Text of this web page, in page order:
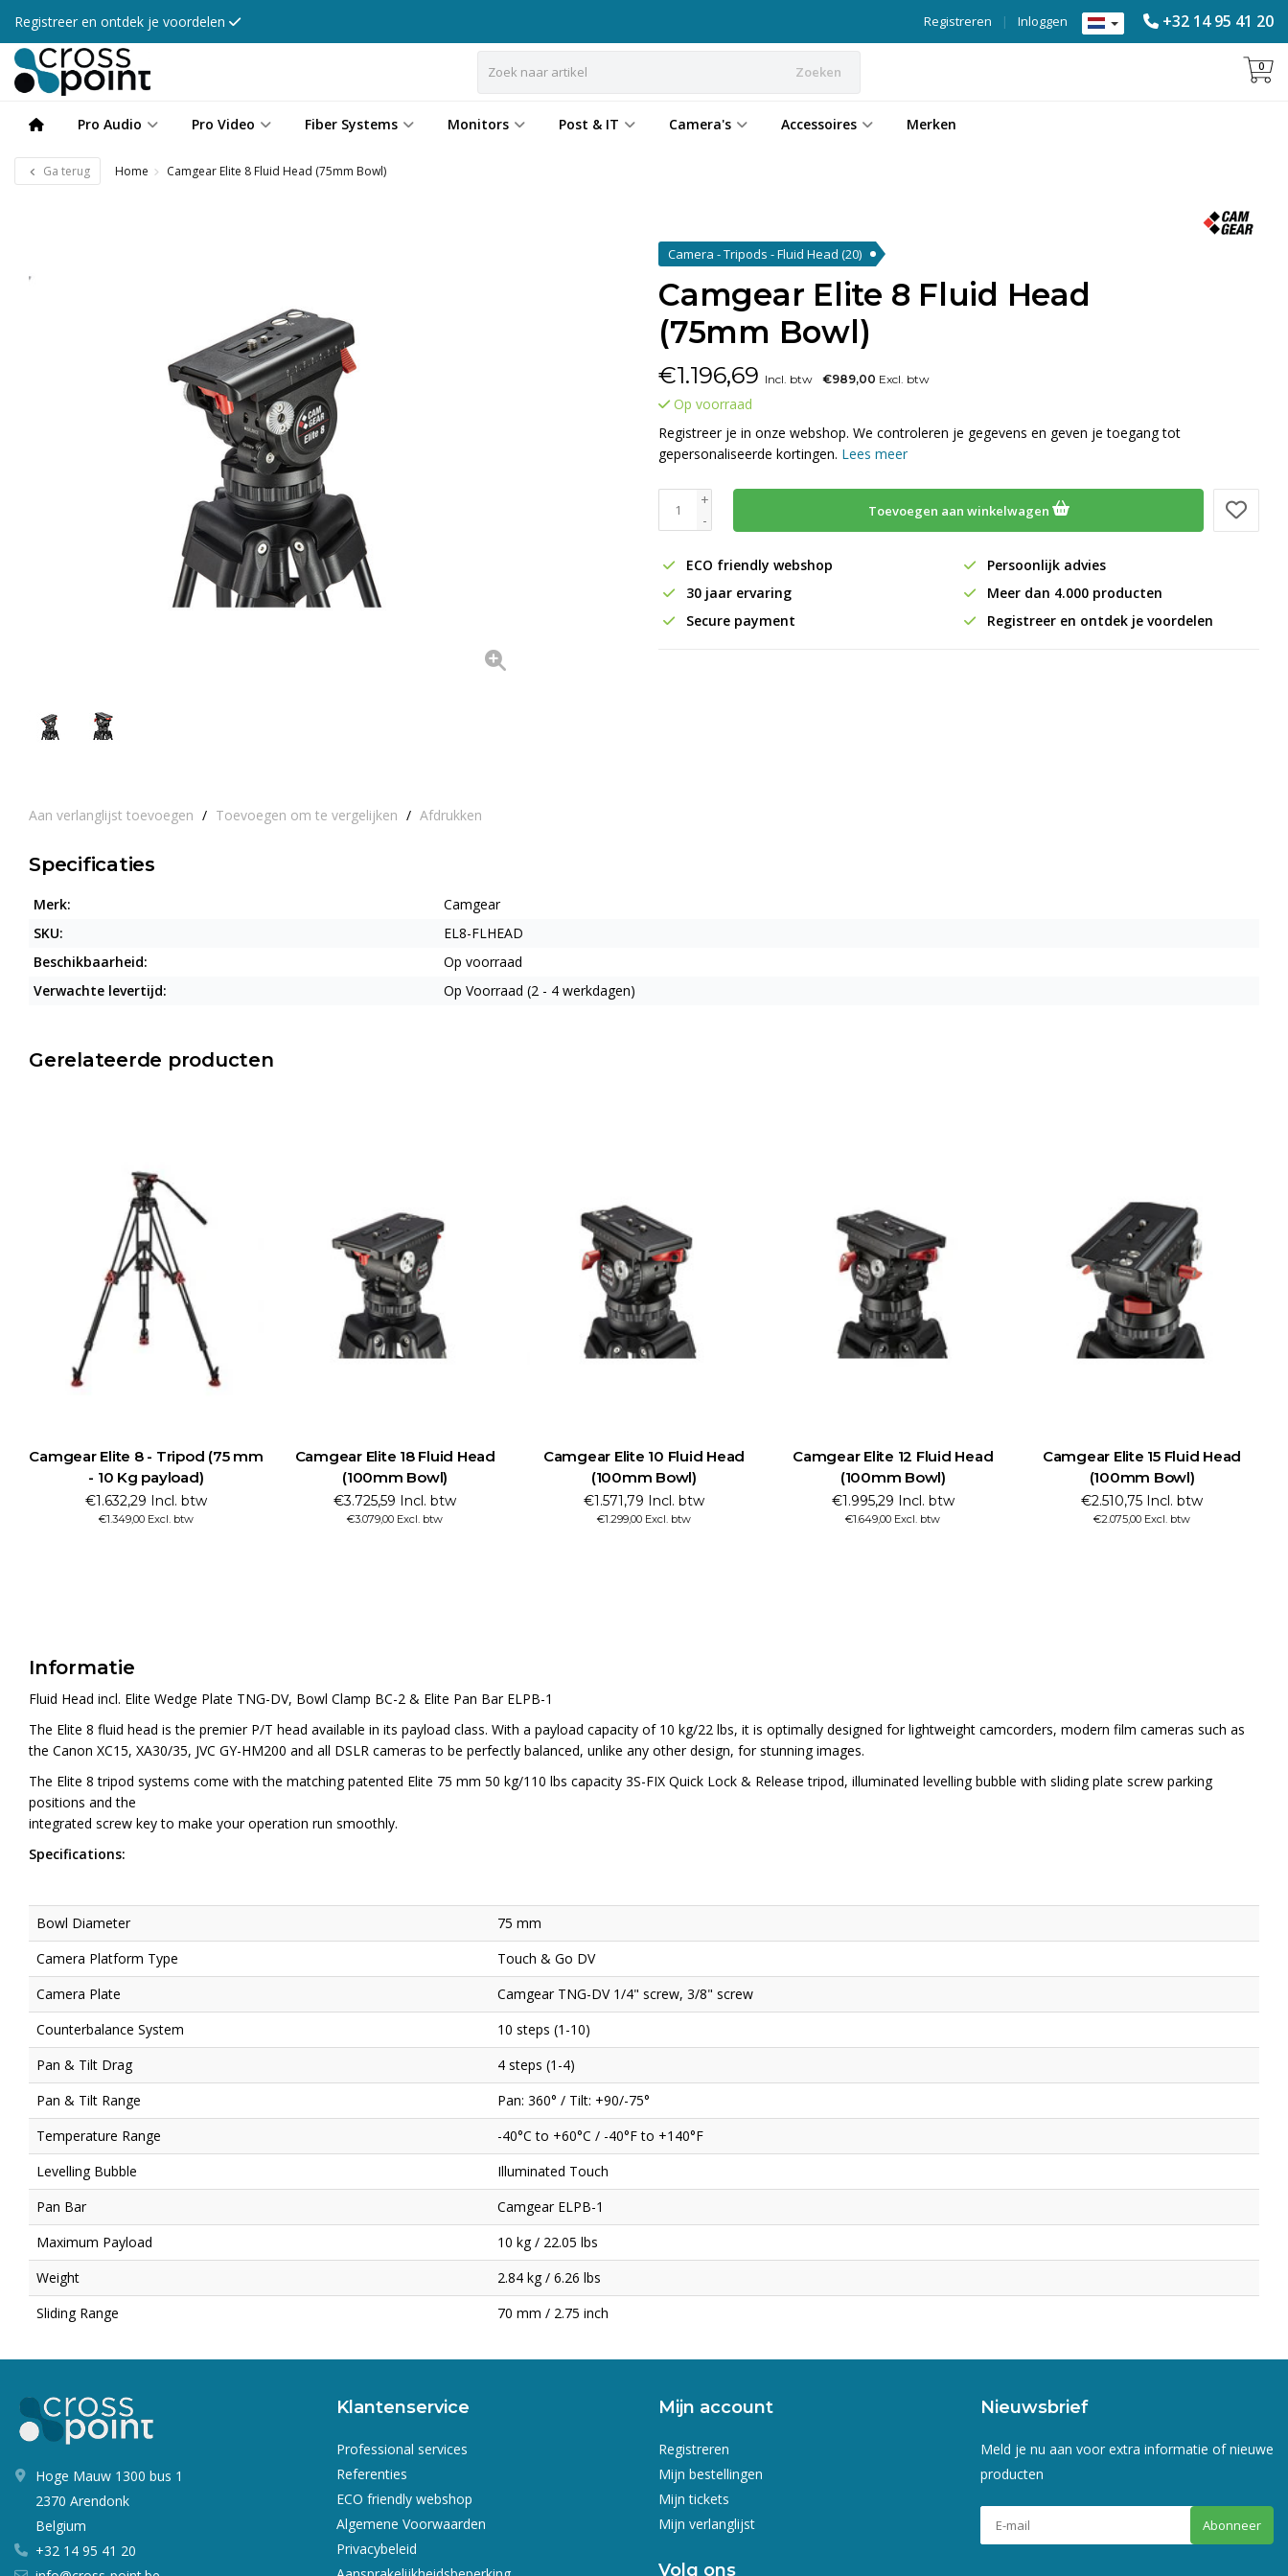
Registreer en ontdek je voordelen +32 14 95 41 20
Inloggen
|
Registreren
Zoeken 0
Pro Audio Pro Video Fiber Systems Monitors Post & IT Camera's Accessoires Merken
Ga terug Home Camgear Elite 8 Fluid Head (75mm Bowl)
Aan verlanglijst toevoegen / Toevoegen om te vergelijken / Afdrukken
Camera - Tripods - Fluid Head (20)
Camgear Elite 8 Fluid Head
(75mm Bowl)
€1.196,69 Incl. btw €989,00 Excl. btw
Op voorraad
Registreer je in onze webshop. We controleren je gegevens en geven je toegang tot
gepersonaliseerde kortingen. Lees meer
+
-
Toevoegen aan winkelwagen
ECO friendly webshop
Persoonlijk advies
30 jaar ervaring
Meer dan 4.000 producten
Secure payment
Registreer en ontdek je voordelen
Specificaties
Merk:
Camgear
SKU:
EL8-FLHEAD
Beschikbaarheid:
Op voorraad
Verwachte levertijd:
Op Voorraad (2 - 4 werkdagen)
Gerelateerde producten
Camgear Elite 8 - Tripod (75 mm
- 10 Kg payload)
€1.632,29 Incl. btw
€1.349,00 Excl. btw
Camgear Elite 18 Fluid Head
(100mm Bowl)
€3.725,59 Incl. btw
€3.079,00 Excl. btw
Camgear Elite 10 Fluid Head
(100mm Bowl)
€1.571,79 Incl. btw
€1.299,00 Excl. btw
Camgear Elite 12 Fluid Head
(100mm Bowl)
€1.995,29 Incl. btw
€1.649,00 Excl. btw
Camgear Elite 15 Fluid Head
(100mm Bowl)
€2.510,75 Incl. btw
€2.075,00 Excl. btw
Informatie
Fluid Head incl. Elite Wedge Plate TNG-DV, Bowl Clamp BC-2 & Elite Pan Bar ELPB-1
The Elite 8 fluid head is the premier P/T head available in its payload class. With a payload capacity of 10 kg/22 lbs, it is optimally designed for lightweight camcorders, modern film cameras such as
the Canon XC15, XA30/35, JVC GY-HM200 and all DSLR cameras to be perfectly balanced, unlike any other design, for stunning images.
The Elite 8 tripod systems come with the matching patented Elite 75 mm 50 kg/110 lbs capacity 3S-FIX Quick Lock & Release tripod, illuminated levelling bubble with sliding plate screw parking
positions and the
integrated screw key to make your operation run smoothly.
Specifications:
Bowl Diameter
75 mm
Camera Platform Type
Touch & Go DV
Camera Plate
Camgear TNG-DV 1/4" screw, 3/8" screw
Counterbalance System
10 steps (1-10)
Pan & Tilt Drag
4 steps (1-4)
Pan & Tilt Range
Pan: 360° / Tilt: +90/-75°
Temperature Range
-40°C to +60°C / -40°F to +140°F
Levelling Bubble
Illuminated Touch
Pan Bar
Camgear ELPB-1
Maximum Payload
10 kg / 22.05 lbs
Weight
2.84 kg / 6.26 lbs
Sliding Range
70 mm / 2.75 inch
Hoge Mauw 1300 bus 1
2370 Arendonk
Belgium
+32 14 95 41 20
Klantenservice
Professional services
Referenties
ECO friendly webshop
Algemene Voorwaarden
Privacybeleid
Mijn account
Registreren
Mijn bestellingen
Mijn tickets
Mijn verlanglijst
Volg ons
Nieuwsbrief
Meld je nu aan voor extra informatie of nieuwe
producten
Abonneer